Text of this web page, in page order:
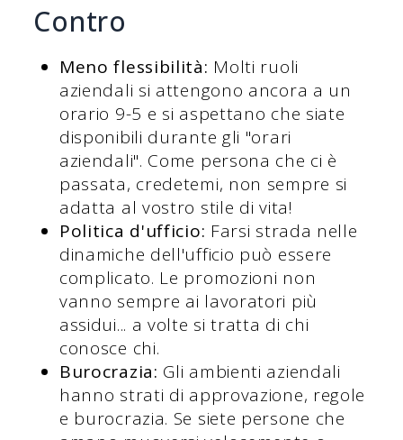
Contro
Meno flessibilità: Molti ruoli
aziendali si attengono ancora a un
orario 9-5 e si aspettano che siate
disponibili durante gli "orari
aziendali". Come persona che ci è
passata, credetemi, non sempre si
adatta al vostro stile di vita!
Politica d'ufficio: Farsi strada nelle
dinamiche dell'ufficio può essere
complicato. Le promozioni non
vanno sempre ai lavoratori più
assidui... a volte si tratta di chi
conosce chi.
Burocrazia: Gli ambienti aziendali
hanno strati di approvazione, regole
e burocrazia. Se siete persone che